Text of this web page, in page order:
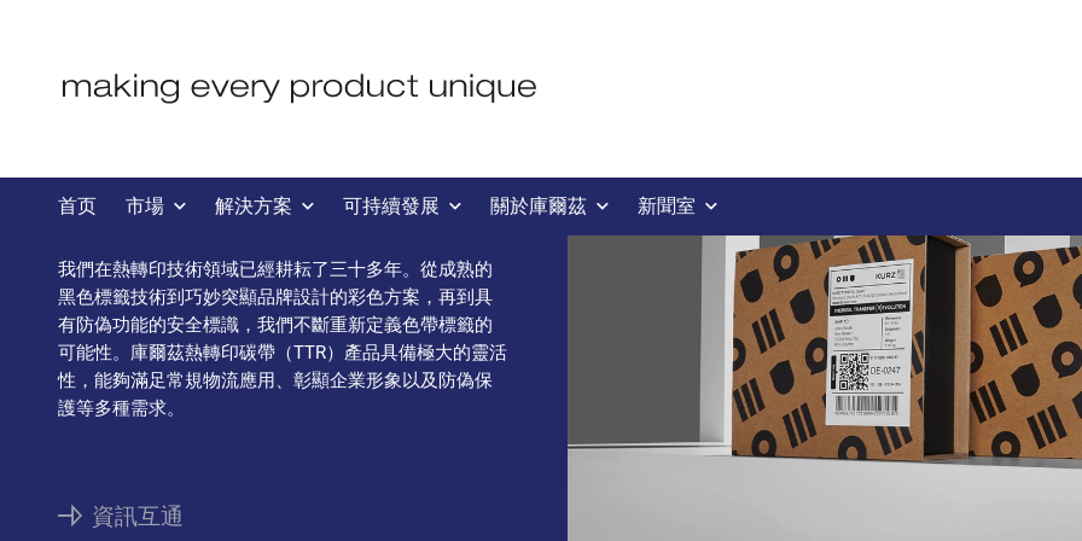
首页 市場 解決方案 可持續發展 關於庫爾茲 新聞室
我們在熱轉印技術領域已經耕耘了三十多年。從成熟的
黑色標籤技術到巧妙突顯品牌設計的彩色方案，再到具
有防偽功能的安全標識，我們不斷重新定義色帶標籤的
可能性。庫爾茲熱轉印碳帶（TTR）產品具備極大的靈活
性，能夠滿足常規物流應用、彰顯企業形象以及防偽保
護等多種需求。
資訊互通